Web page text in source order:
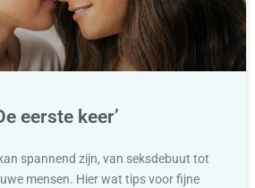
eerste keer’
spannend zijn, van seksdebuut tot
mensen. Hier wat tips voor fijne